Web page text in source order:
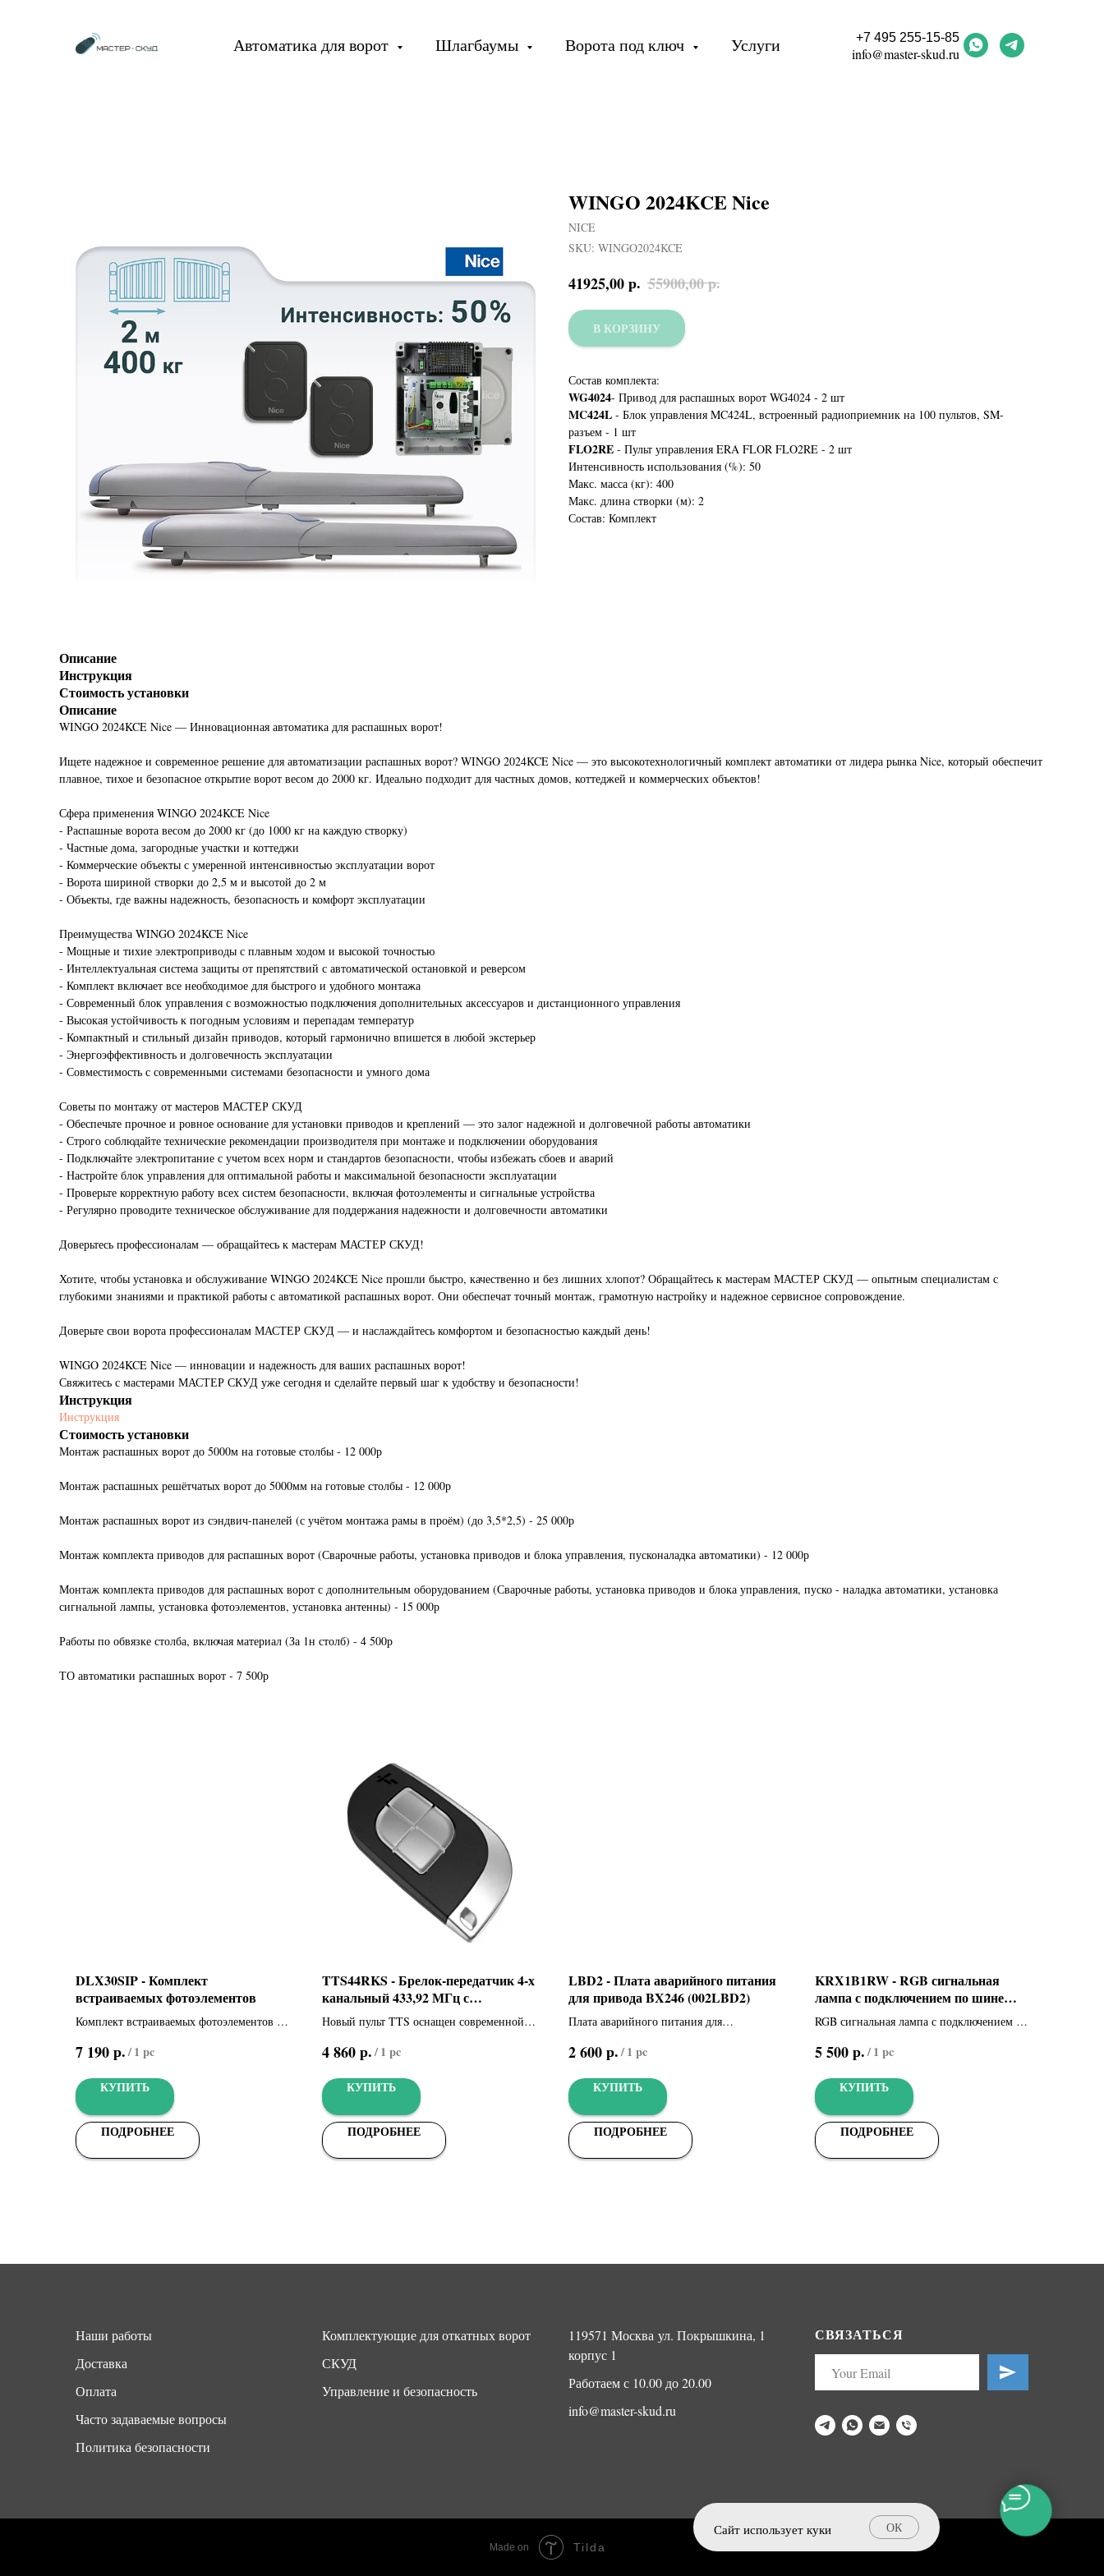
Автоматика для ворот Шлагбаумы Ворота под ключ Услуги +7 495 255-15-85
info@master-skud.ru
WINGO 2024KCE Nice
NICE
SKU: WINGO2024KCE
41925,00р. 55900,00р.
В КОРЗИНУ
Состав комплекта:
WG4024- Привод для распашных ворот WG4024 - 2 шт
MC424L - Блок управления MC424L, встроенный радиоприемник на 100 пультов, SM-
разъем - 1 шт
FLO2RE - Пульт управления ERA FLOR FLO2RE - 2 шт
Интенсивность использования (%): 50
Макс. масса (кг): 400
Макс. длина створки (м): 2
Состав: Комплект
Описание
Инструкция
Стоимость установки
Описание
WINGO 2024KCE Nice — Инновационная автоматика для распашных ворот!
Ищете надежное и современное решение для автоматизации распашных ворот? WINGO 2024KCE Nice — это высокотехнологичный комплект автоматики от лидера рынка Nice, который обеспечит
плавное, тихое и безопасное открытие ворот весом до 2000 кг. Идеально подходит для частных домов, коттеджей и коммерческих объектов!
Сфера применения WINGO 2024KCE Nice
- Распашные ворота весом до 2000 кг (до 1000 кг на каждую створку)
- Частные дома, загородные участки и коттеджи
- Коммерческие объекты с умеренной интенсивностью эксплуатации ворот
- Ворота шириной створки до 2,5 м и высотой до 2 м
- Объекты, где важны надежность, безопасность и комфорт эксплуатации
Преимущества WINGO 2024KCE Nice
- Мощные и тихие электроприводы с плавным ходом и высокой точностью
- Интеллектуальная система защиты от препятствий с автоматической остановкой и реверсом
- Комплект включает все необходимое для быстрого и удобного монтажа
- Современный блок управления с возможностью подключения дополнительных аксессуаров и дистанционного управления
- Высокая устойчивость к погодным условиям и перепадам температур
- Компактный и стильный дизайн приводов, который гармонично впишется в любой экстерьер
- Энергоэффективность и долговечность эксплуатации
- Совместимость с современными системами безопасности и умного дома
Советы по монтажу от мастеров МАСТЕР СКУД
- Обеспечьте прочное и ровное основание для установки приводов и креплений — это залог надежной и долговечной работы автоматики
- Строго соблюдайте технические рекомендации производителя при монтаже и подключении оборудования
- Подключайте электропитание с учетом всех норм и стандартов безопасности, чтобы избежать сбоев и аварий
- Настройте блок управления для оптимальной работы и максимальной безопасности эксплуатации
- Проверьте корректную работу всех систем безопасности, включая фотоэлементы и сигнальные устройства
- Регулярно проводите техническое обслуживание для поддержания надежности и долговечности автоматики
Доверьтесь профессионалам — обращайтесь к мастерам МАСТЕР СКУД!
Хотите, чтобы установка и обслуживание WINGO 2024KCE Nice прошли быстро, качественно и без лишних хлопот? Обращайтесь к мастерам МАСТЕР СКУД — опытным специалистам с
глубокими знаниями и практикой работы с автоматикой распашных ворот. Они обеспечат точный монтаж, грамотную настройку и надежное сервисное сопровождение.
Доверьте свои ворота профессионалам МАСТЕР СКУД — и наслаждайтесь комфортом и безопасностью каждый день!
WINGO 2024KCE Nice — инновации и надежность для ваших распашных ворот!
Свяжитесь с мастерами МАСТЕР СКУД уже сегодня и сделайте первый шаг к удобству и безопасности!
Инструкция
Инструкция
Стоимость установки
Монтаж распашных ворот до 5000м на готовые столбы - 12 000р
Монтаж распашных решётчатых ворот до 5000мм на готовые столбы - 12 000р
Монтаж распашных ворот из сэндвич-панелей (с учётом монтажа рамы в проём) (до 3,5*2,5) - 25 000р
Монтаж комплекта приводов для распашных ворот (Сварочные работы, установка приводов и блока управления, пусконаладка автоматики) - 12 000р
Монтаж комплекта приводов для распашных ворот с дополнительным оборудованием (Сварочные работы, установка приводов и блока управления, пуско - наладка автоматики, установка
сигнальной лампы, установка фотоэлементов, установка антенны) - 15 000р
Работы по обвязке столба, включая материал (За 1н столб) - 4 500р
ТО автоматики распашных ворот - 7 500р
DLX30SIP - Комплект
встраиваемых фотоэлементов
Комплект встраиваемых фотоэлементов с
лучей
7 190р./1 pc
КУПИТЬ
ПОДРОБНЕЕ
TTS44RKS - Брелок-передатчик 4-х
канальный 433,92 МГц с
динамическим кодом (806TS-0250)
Новый пульт TTS оснащен современной
гарантирует максимальную безопасность
4 860р./1 pc
КУПИТЬ
ПОДРОБНЕЕ
LBD2 - Плата аварийного питания
для привода BX246 (002LBD2)
Плата аварийного питания для
12 В - 1,2 Ач (не входят в комплект)
2 600р./1 pc
КУПИТЬ
ПОДРОБНЕЕ
KRX1B1RW - RGB сигнальная
лампа с подключением по шине
CXN (806LA-0050)
RGB сигнальная лампа с подключением по
5 500р./1 pc
КУПИТЬ
ПОДРОБНЕЕ
Сайт использует куки ОК
Наши работы
Доставка
Оплата
Часто задаваемые вопросы
Политика безопасности
Комплектующие для откатных ворот
СКУД
Управление и безопасность
119571 Москва ул. Покрышкина, 1
корпус 1
Работаем с 10.00 до 20.00
info@master-skud.ru
СВЯЗАТЬСЯ
Made on Tilda